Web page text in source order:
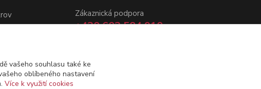
Zákaznická podpora
+420 602 584 910
vašeho souhlasu také ke
oblíbeného nastavení
Více k využití cookies